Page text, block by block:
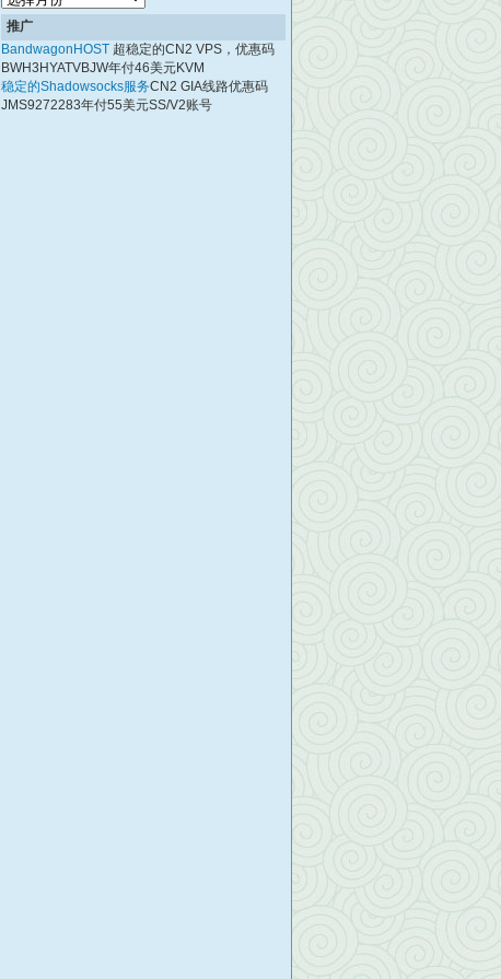
档
推广
BandwagonHOST 超稳定的CN2 VPS，优惠码
BWH3HYATVBJW年付46美元KVM
稳定的Shadowsocks服务CN2 GIA线路优惠码
JMS9272283年付55美元SS/V2账号